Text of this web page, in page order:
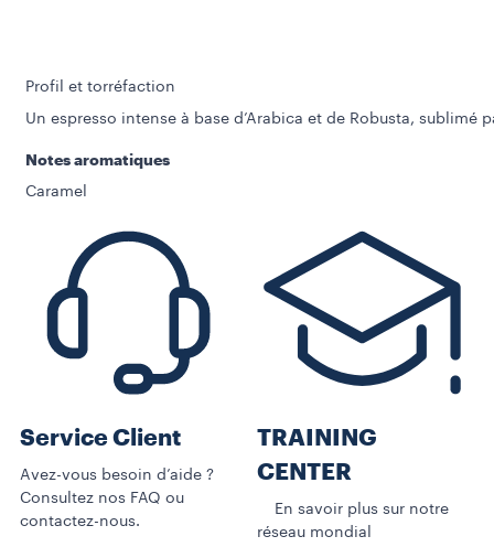
Profil et torréfaction
Un espresso intense à base d’Arabica et de Robusta,
Notes aromatiques
Caramel
Service Client
Avez-vous besoin d’aide ?
Consultez nos FAQ ou
contactez-nous.
TRAINING
CENTER
En savoir plus sur notre
réseau mondial